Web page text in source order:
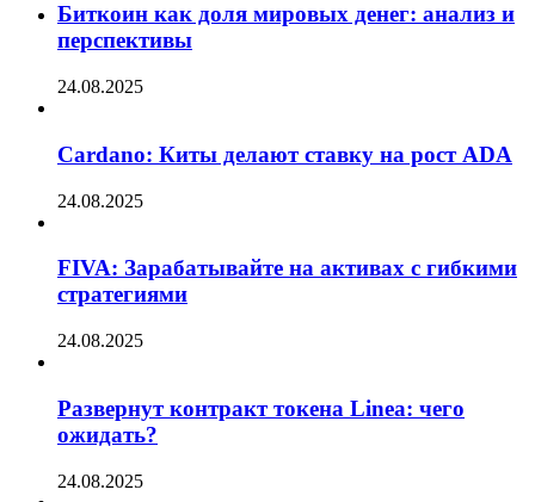
Биткоин как доля мировых денег: анализ и
перспективы
24.08.2025
Cardano: Киты делают ставку на рост ADA
24.08.2025
FIVA: Зарабатывайте на активах с гибкими
стратегиями
24.08.2025
Развернут контракт токена Linea: чего
ожидать?
24.08.2025